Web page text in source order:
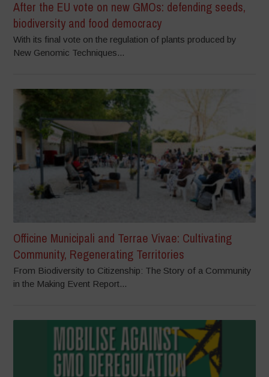
After the EU vote on new GMOs: defending seeds,
biodiversity and food democracy
With its final vote on the regulation of plants produced by
New Genomic Techniques...
Officine Municipali and Terrae Vivae: Cultivating
Community, Regenerating Territories
From Biodiversity to Citizenship: The Story of a Community
in the Making Event Report...